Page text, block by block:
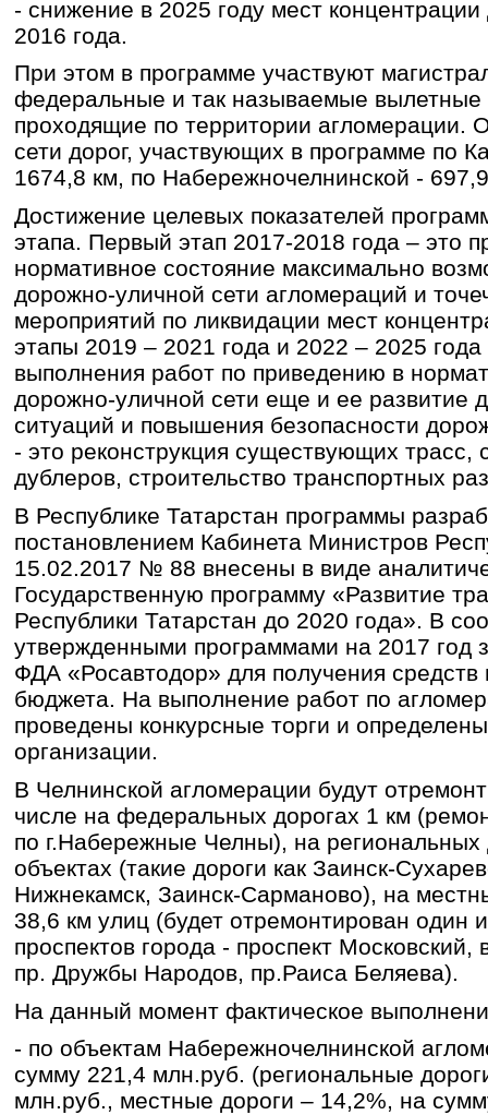
- снижение в 2025 году мест
2016 года.
При этом в программе участвуют
федеральные и так называемые вылетные
проходящие по территории агломерации.
сети дорог, участвующих в программе по
1674,8 км, по Набережночелнинской -
Достижение целевых показателей
этапа. Первый этап 2017-2018 года – это
нормативное состояние максимально
дорожно-уличной сети агломераций и
мероприятий по ликвидации мест
этапы 2019 – 2021 года и 2022 – 2025
выполнения работ по приведению в
дорожно-уличной сети еще и ее развитие
ситуаций и повышения безопасности
- это реконструкция существующих трасс,
дублеров, строительство транспортных
В Республике Татарстан программы
постановлением Кабинета Министров
15.02.2017 № 88 внесены в виде
Государственную программу «Развитие
Республики Татарстан до 2020 года». В
утвержденными программами на 2017 год
ФДА «Росавтодор» для получения средств
бюджета. На выполнение работ по
проведены конкурсные торги и
организации.
В Челнинской агломерации будут
числе на федеральных дорогах 1 км
по г.Набережные Челны), на региональных
объектах (такие дороги как Заинск-
Нижнекамск, Заинск-Сарманово), на
38,6 км улиц (будет отремонтирован один
проспектов города - проспект
пр. Дружбы Народов, пр.Раиса Беляева).
На данный момент фактическое
- по объектам Набережночелнинской
сумму 221,4 млн.руб. (региональные
млн.руб., местные дороги – 14,2%, на